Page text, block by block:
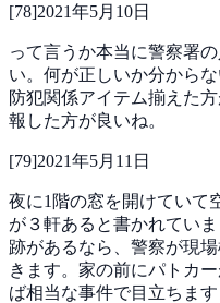
[78]2021年5月10日
って言うか本当に警察署
い。何が正しいか分から
防犯関係アイテム揃えた
報した方が良いね。
[79]2021年5月11日
夜に1階の窓を開けていて
が３軒あると書かれてい
跡があるなら、警察が現
きます。家の前にパトカ
ば相当な事件で目立ちま